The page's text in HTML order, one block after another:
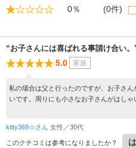
0％
(0件)
“お子さんには喜ばれる事請け合い。
5.0 家族
私の場合は父と行ったのですが、お子さ
いです。周りにも小さなお子さんがはしゃ
kitty369☆さん 女性／30代
このクチコミは参考になりましたか？